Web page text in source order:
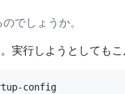
でしょうか。
実行しようとしても
config